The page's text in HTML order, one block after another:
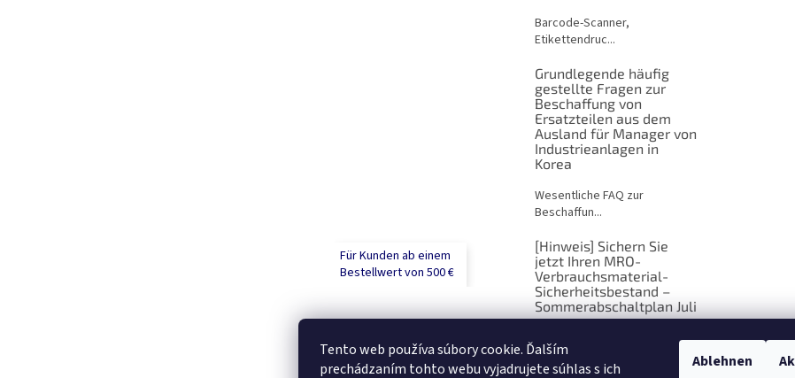
Tento web používa súbory cookie. Ďalším
prechádzaním tohto webu vyjadrujete súhlas s ich
Ablehnen
Für Kunden ab einem
Bestellwert von 500 €
Barcode-Scanner,
Etikettendruc...
Grundlegende häufig
gestellte Fragen zur
Beschaffung von
Ersatzteilen aus dem
Ausland für Manager von
Industrieanlagen in
Korea
Wesentliche FAQ zur
Beschaffun...
[Hinweis] Sichern Sie
jetzt Ihren MRO-
Verbrauchsmaterial-
Sicherheitsbestand –
Sommerabschaltplan Juli
[Hinweis] Sichern Sie jetzt Ih...